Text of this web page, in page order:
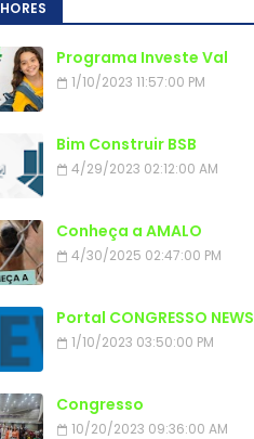
Programa Investe Val
1/10/2023 11:57:00 PM
Bim Construir BSB
4/29/2023 02:12:00 AM
Conheça a AMALO
4/30/2025 02:47:00 PM
Portal CONGRESSO NEWS
1/10/2023 03:50:00 PM
Congresso
10/20/2023 09:36:00 AM